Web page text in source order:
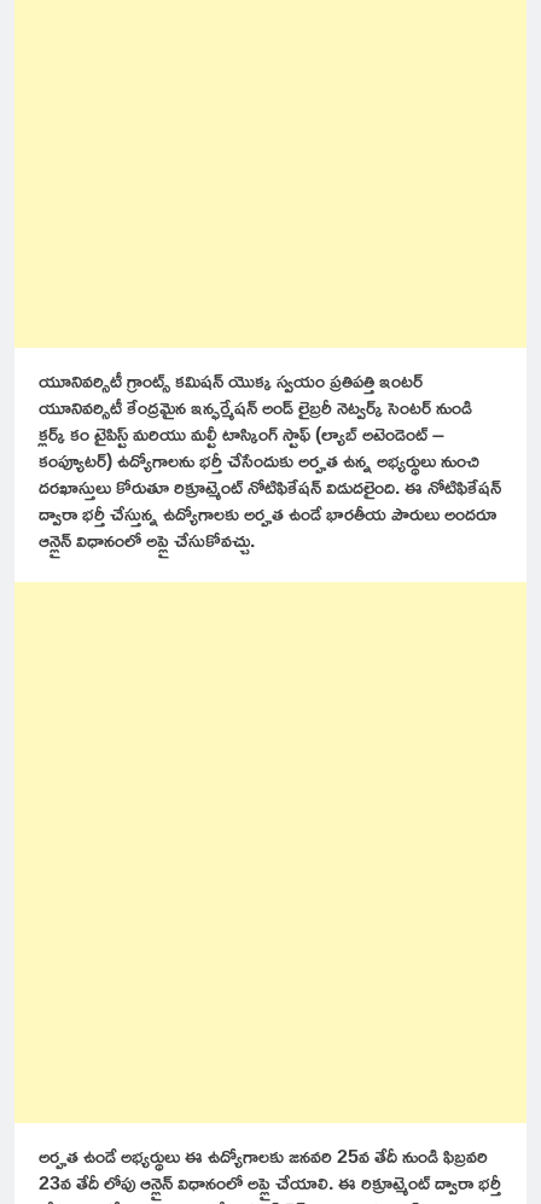
యూనివర్సిటీ గ్రాంట్స్ కమిషన్ యొక్క స్వయం ప్రతిపత్తి ఇంటర్
యూనివర్సిటీ కేంద్రమైన ఇన్ఫర్మేషన్ అండ్ లైబ్రరీ నెట్వర్క్ సెంటర్ నుండి
క్లర్క్ కం టైపిస్ట్ మరియు మల్టీ టాస్కింగ్ స్టాఫ్ (ల్యాబ్ అటెండెంట్ –
కంప్యూటర్) ఉద్యోగాలను భర్తీ చేసేందుకు అర్హత ఉన్న అభ్యర్థులు నుంచి
దరఖాస్తులు కోరుతూ రిక్రూట్మెంట్ నోటిఫికేషన్ విడుదలైంది. ఈ నోటిఫికేషన్
ద్వారా భర్తీ చేస్తున్న ఉద్యోగాలకు అర్హత ఉండే భారతీయ పౌరులు అందరూ
ఆన్లైన్ విధానంలో అప్లై చేసుకోవచ్చు.
అర్హత ఉండే అభ్యర్థులు ఈ ఉద్యోగాలకు జనవరి 25వ తేదీ నుండి ఫిబ్రవరి
23వ తేదీ లోపు ఆన్లైన్ విధానంలో అప్లై చేయాలి. ఈ రిక్రూట్మెంట్ ద్వారా భర్తీ